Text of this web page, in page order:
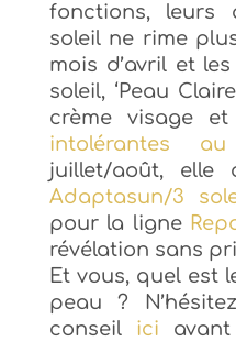
fonctions, leurs
soleil ne rime
mois d’avril et
soleil, ‘Peau
crème visage
intolérantes
juillet/août,
Adaptasun/3
pour la ligne
révélation sans
Et vous, quel est
peau ?
conseil ici